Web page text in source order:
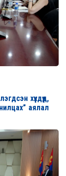
хүүхдүүд,
аялал